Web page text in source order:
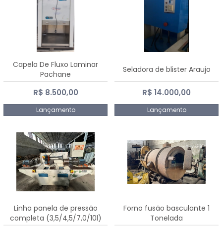
Capela De Fluxo Laminar
Pachane
R$ 8.500,00
Lançamento
Seladora de blister Araujo
R$ 14.000,00
Lançamento
Linha panela de pressão
completa (3,5/4,5/7,0/10l)
Forno fusão basculante 1
Tonelada